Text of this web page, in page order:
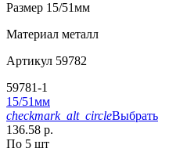
Размер 15/51мм
Материал металл
Артикул 59782
59781-1
15/51мм
checkmark_alt_circleВыбрать
136.58 р.
По 5 шт